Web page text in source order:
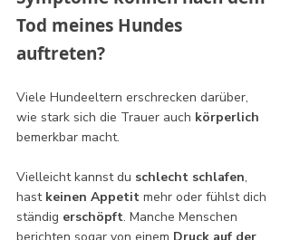
Tod meines Hundes
auftreten?
Viele Hundeeltern erschrecken darüber,
wie stark sich die Trauer auch körperlich
bemerkbar macht.
Vielleicht kannst du schlecht schlafen,
hast keinen Appetit mehr oder fühlst dich
ständig erschöpft. Manche Menschen